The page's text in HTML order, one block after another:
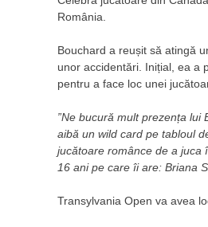
România.
Bouchard a reușit să atingă
unor accidentări. Inițial, ea a
pentru a face loc unei
”Ne bucură mult prezența
aibă un wild card pe tabloul
jucătoare românce de a juca
16 ani pe care îi are: Briana
Transylvania Open va avea